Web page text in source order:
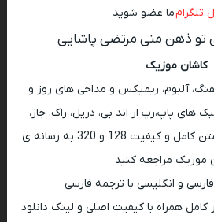
تلگرامما عضو شوید
تو ذهن منی مرتضی پاشایی
کاشان موزیک
آلبوم، ریمیکس و مداحی های روز و
های پاپ،رپ ار اند بی، دریل، راک، جاز،
هیپ هاپ و اپرا همراه با متن کامل و کیفیت 128 و 320 به رسانه ی
موزیک مراجعه کنید
و انگلیسی با ترجمه فارسی
کامل همراه با کیفیت اصلی و لینک دانلود